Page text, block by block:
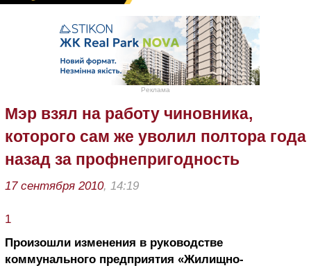
Реклама
Мэр взял на работу чиновника,
которого сам же уволил полтора года
назад за профнепригодность
17 сентября 2010, 14:19
1
Произошли изменения в руководстве
коммунального предприятия «Жилищно-